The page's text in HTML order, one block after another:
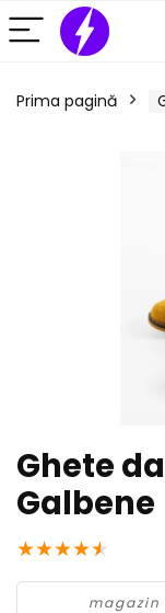
Prima pagină
Ghete
Galbene
★★★★★
magazin